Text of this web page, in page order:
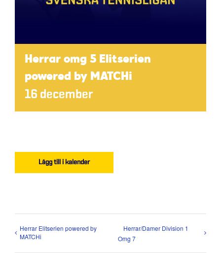
Herrar omg 5 Elitserien
powered by MATCHi
16 december
Lägg till i kalender
Herrar Elitserien powered by
MATCHi
Herrar/Damer Division 1
Omg 7